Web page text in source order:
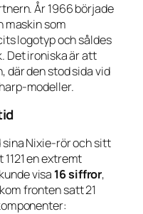
År 1966 började
maskin som
logotyp och såldes
Det ironiska är att
, där den stod sida vid
modeller.
Nixie-rör och sitt
en extremt
visa 16 siffror,
fronten satt 21